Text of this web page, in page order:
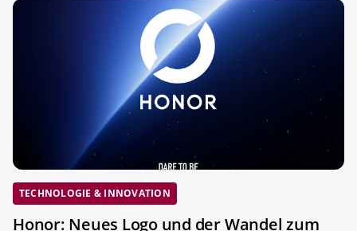
TECHNOLOGIE & INNOVATION
Honor: Neues Logo und der Wandel zum